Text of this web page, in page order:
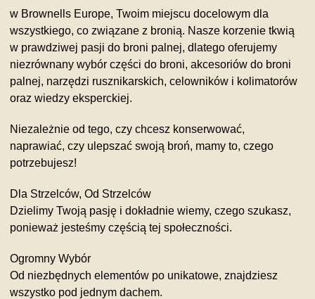
w Brownells Europe, Twoim miejscu docelowym dla
wszystkiego, co związane z bronią. Nasze korzenie tkwią
w prawdziwej pasji do broni palnej, dlatego oferujemy
niezrównany wybór części do broni, akcesoriów do broni
palnej, narzędzi rusznikarskich, celowników i kolimatorów
oraz wiedzy eksperckiej.
Niezależnie od tego, czy chcesz konserwować,
naprawiać, czy ulepszać swoją broń, mamy to, czego
potrzebujesz!
Dla Strzelców, Od Strzelców
Dzielimy Twoją pasję i dokładnie wiemy, czego szukasz,
ponieważ jesteśmy częścią tej społeczności.
Ogromny Wybór
Od niezbędnych elementów po unikatowe, znajdziesz
wszystko pod jednym dachem.